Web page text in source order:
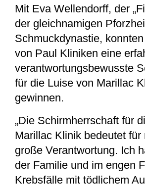
Mit Eva Wellendorff, der
der gleichnamigen
Schmuckdynastie,
von Paul Kliniken eine
verantwortungsbewusste
für die Luise von Marillac
gewinnen.
„Die Schirmherrschaft für
Marillac Klinik bedeutet für
große Verantwortung. Ich
der Familie und im engen
Krebsfälle mit tödlichem